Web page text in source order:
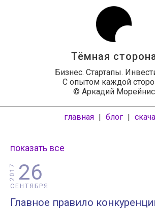
Тёмная
Бизнес. Стартапы.
С опытом каждой
© Аркадий Морейнис
главная | блог |
показать все
26
СЕНТЯБРЯ
2017
Главное правило